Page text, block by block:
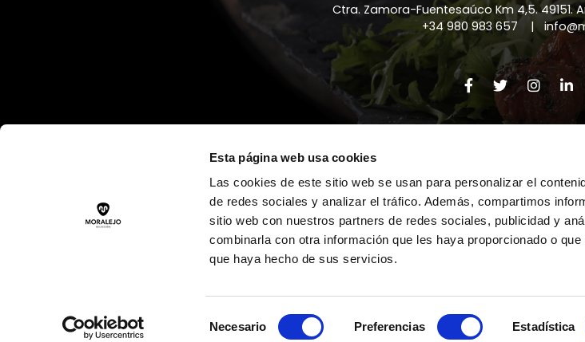
Esta página web usa cookies
Las cookies de este sitio web se usan para personalizar el
de redes sociales y analizar el tráfico. Además, compartimos
sitio web con nuestros partners de redes sociales, publicidad y
combinarla con otra información que les haya proporcionado o
que haya hecho de sus servicios.
Necesario Preferencias Estadística
Ctra. Zamora-Fuentesaúco Km 4,5.49151.
+34 980 983 657
|